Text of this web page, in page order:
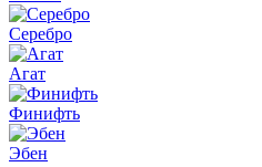
Серебро
Агат
Финифть
Эбен